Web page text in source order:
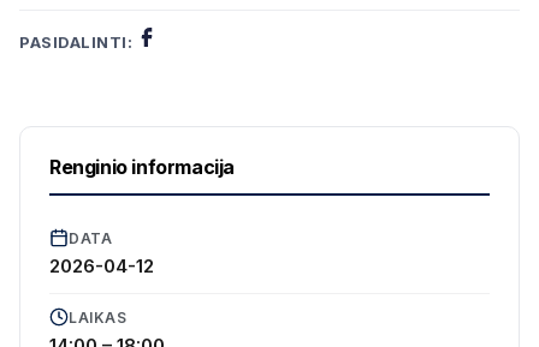
PASIDALINTI:
Renginio informacija
DATA
2026-04-12
LAIKAS